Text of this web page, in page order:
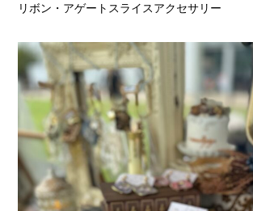
リボン・アゲートスライスアクセサリー